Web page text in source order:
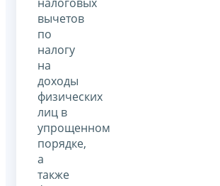
вычетов
по
налогу
на
доходы
физических
лиц в
упрощенном
порядке,
а
также